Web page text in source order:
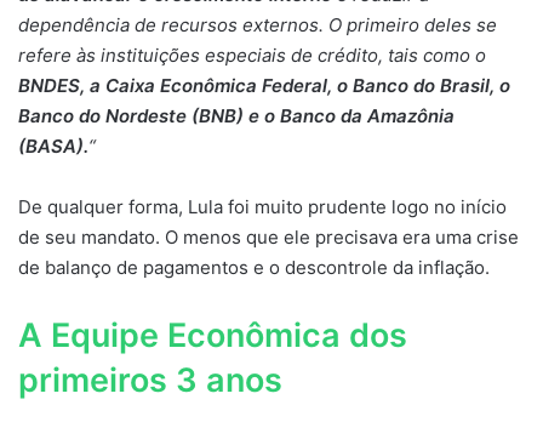
dependência de recursos externos. O primeiro deles se
refere às instituições especiais de crédito, tais como o
BNDES, a Caixa Econômica Federal, o Banco do Brasil, o
Banco do Nordeste (BNB) e o Banco da Amazônia
(BASA).“
De qualquer forma, Lula foi muito prudente logo no início
de seu mandato. O menos que ele precisava era uma crise
de balanço de pagamentos e o descontrole da inflação.
A Equipe Econômica dos
primeiros 3 anos